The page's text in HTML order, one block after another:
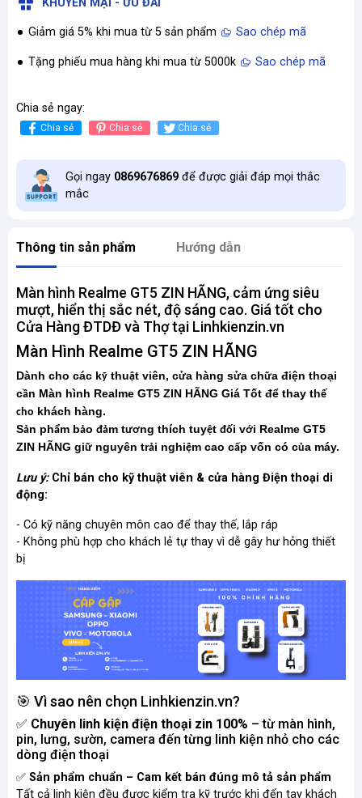
KHUYẾN MẠI - ƯU ĐÃI
Giảm giá 5% khi mua từ 5 sản phẩm Sao chép mã
Tặng phiếu mua hàng khi mua từ 5000k Sao chép mã
Chia sẻ ngay:
Chia sẻ Chia sẻ Chia sẻ
Gọi ngay 0869676869 để được giải đáp mọi thắc
mắc
Thông tin sản phẩm Hướng dẫn
Màn hình Realme GT5 ZIN HÃNG, cảm ứng siêu
mượt, hiển thị sắc nét, độ sáng cao. Giá tốt cho
Cửa Hàng ĐTDĐ và Thợ tại Linhkienzin.vn
Màn Hình Realme GT5 ZIN HÃNG
Dành cho các kỹ thuật viên, cửa hàng sửa chữa điện thoại
cần Màn hình Realme GT5 ZIN HÃNG Giá Tốt để thay thế
cho khách hàng.
Sản phẩm bảo đảm tương thích tuyệt đối với Realme GT5
ZIN HÃNG giữ nguyên trải nghiệm cao cấp vốn có của máy.
Lưu ý: Chỉ bán cho kỹ thuật viên & cửa hàng Điện thoại di
động:
- Có kỹ năng chuyên môn cao để thay thế, lắp ráp
- Không phù hợp cho khách lẻ tự thay vì dễ gây hư hỏng thiết
bị
🎯 Vì sao nên chọn Linhkienzin.vn?
✅ Chuyên linh kiện điện thoại zin 100% – từ màn hình,
pin, lưng, sườn, camera đến từng linh kiện nhỏ cho các
dòng điện thoại
✅ Sản phẩm chuẩn – Cam kết bán đúng mô tả sản phẩm
Tất cả linh kiện đều được kiểm tra kỹ trước khi đến tay khách